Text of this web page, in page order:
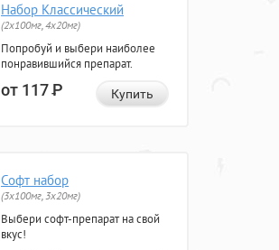
Набор Классический
(2x100мг, 4x20мг)
Попробуй и выбери наиболее
понравившийся препарат.
от 117Р Купить
Софт набор
(3x100мг, 3x20мг)
Выбери софт-препарат на свой
вкус!